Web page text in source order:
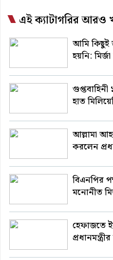
এই ক্যাটাগরির আরও
আমি কিছুই
হয়নি:
গুপ্তবাহিনী
হাত
আল্লামা
করলেন
বিএনপির
মনোনীত
হেফাজতে